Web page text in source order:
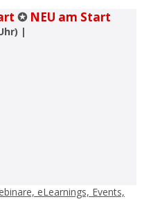
✪ NEU am Start
|